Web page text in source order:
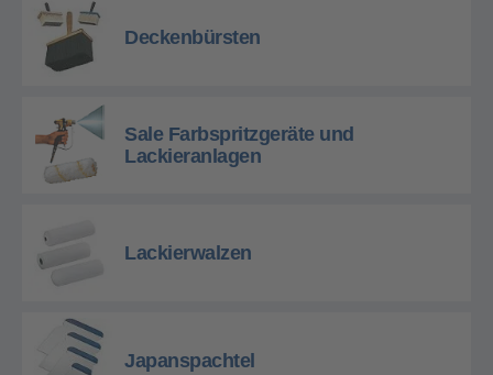
Deckenbürsten
Sale Farbspritzgeräte und
Lackieranlagen
Lackierwalzen
Japanspachtel